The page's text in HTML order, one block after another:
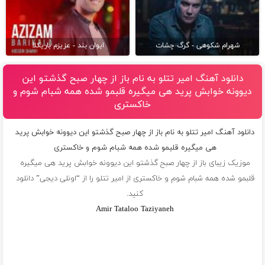
شهرام شکوهی - گرگ چشات ایوان بند - عزیزم باریکلا
دانلود آهنگ امیر تتلو به نام باز از چهار صبح گذشتو این
دیوونه خوابش پرید هی میگیره قلبمو شده همه شبام شوم و
خاکستری
دانلود آهنگ امیر تتلو به نام باز از چهار صبح گذشتو این دیوونه خوابش پرید
هی میگیره قلبمو شده همه شبام شوم و خاکستری
موزیک زیبای باز از چهار صبح گذشتو این دیوونه خوابش پرید هی میگیره
قلبمو شده همه شبام شوم و خاکستری از امیر تتلو را از “اونلی دیجی” دانلود
کنید.
Amir Tataloo Taziyaneh